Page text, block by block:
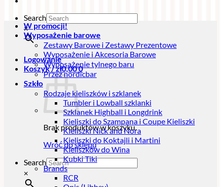
Search
×
Logowanie
Koszyk /zł0,000
Brak produktów w koszyku.
Wróć do sklepu
Search
×
W promocji!
Wyposażenie barowe
Zestawy Barowe i Zestawy Prezentowe
Wyposażenie i Akcesoria Barowe
Wyposażenie tylnego baru
Przez nordicbar
Szkło
Rodzaje kieliszków i szklanek
Tumbler i Lowball szklanki
Szklanek Highball i Longdrink
Kieliszki do Szampana i Coupe Kieliszki
Kieliszki Nick and Nora
Kieliszki do Koktajli i Martini
Kieliszków do Wina
Kubki Tiki
Brands
RCR